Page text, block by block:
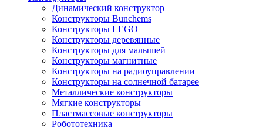
Динамический конструктор
Конструкторы Bunchems
Конструкторы LEGO
Конструкторы деревянные
Конструкторы для малышей
Конструкторы магнитные
Конструкторы на радиоуправлении
Конструкторы на солнечной батарее
Металлические конструкторы
Мягкие конструкторы
Пластмассовые конструкторы
Робототехника